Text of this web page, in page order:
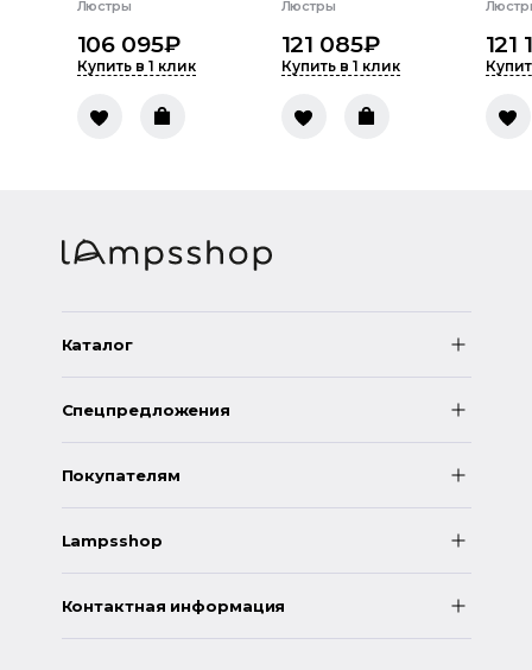
Люстры
106 095₽
Купить в 1 клик
Люстры
121 085₽
Купить в 1 клик
121
Каталог
Спецпредложения
Покупателям
Lampsshop
Контактная информация